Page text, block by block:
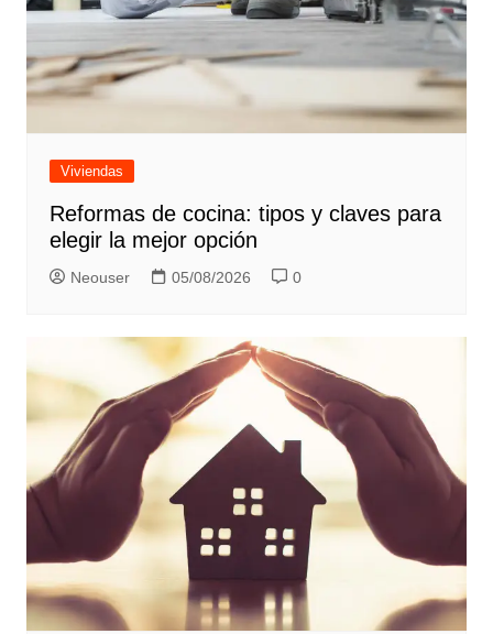
Viviendas
Reformas de cocina: tipos y claves para
elegir la mejor opción
Neouser 05/08/2026 0